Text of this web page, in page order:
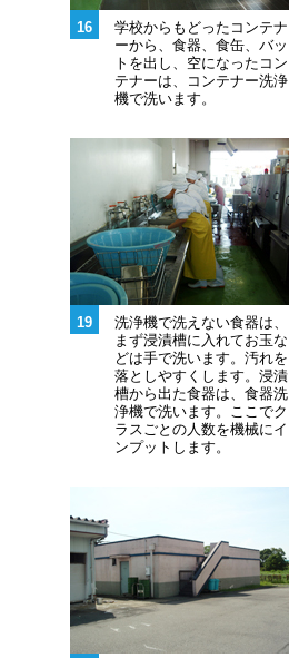
16
学校からもどったコンテナ
ーから、食器、食缶、バッ
トを出し、空になったコン
テナーは、コンテナー洗浄
機で洗います。
19
洗浄機で洗えない食器は、
まず浸漬槽に入れてお玉な
どは手で洗います。汚れを
落としやすくします。浸漬
槽から出た食器は、食器洗
浄機で洗います。ここでク
ラスごとの人数を機械にイ
ンプットします。